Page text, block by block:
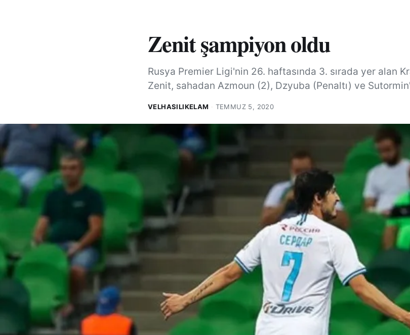
Zenit şampiyon oldu
Rusya Premier Ligi'nin 26. haftasında 3. sırada yer alan
Zenit, sahadan Azmoun (2), Dzyuba (Penaltı) ve
VELHASILIKELAM · TEMMUZ 5, 2020